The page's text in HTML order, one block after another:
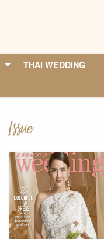
THAI WEDDING
Issue